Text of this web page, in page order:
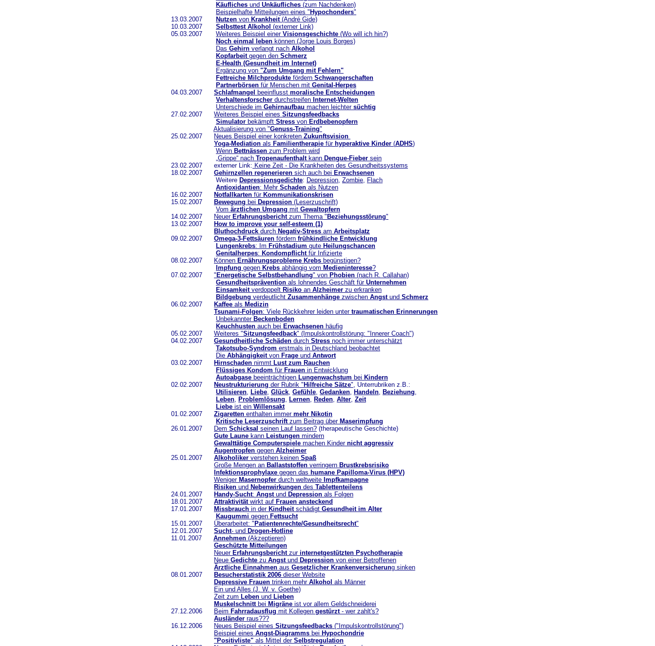
Käufliches und Unkäufliches (zum Nachdenken)
Beispielhafte Mitteilungen eines " Hypochonders"
13.03.2007
Nutzen von Krankheit(André Gide)
10.03.2007 Selbsttest Alkohol (externer Link)
05.03.2007 Weiteres Beispiel einer Visionsgeschichte (Wo will ich hin?)
Noch einmal leben können (Jorge Louis Borges)
Das Gehirn verlangt nach Alkohol
Kopfarbeitgegen den Schmerz
E-Health (Gesundheit im Internet)
Ergänzung von "Zum Umgang mit Fehlern"
Fettreiche Milchprodukte fördern Schwangerschaften
Partnerbörsen für Menschen mit Genital-Herpes
04.03.2007 Schlafmangel beeinflusst moralische Entscheidungen
Verhaltensforscher durchstreifen Internet-Welten
Unterschiede im Gehirnaufbau machen leichter süchtig
27.02.2007 Weiteres Beispiel eines Sitzungsfeedbacks
Simulator bekämpft Stress von Erdbebenopfern
Aktualisierung von "Genuss-Training"
25.02.2007
Neues Beispiel einer konkreten Zukunftsvision
Yoga-Mediation als Familientherapie für hyperaktive Kinder (ADHS)
Wenn Bettnässen zum Problem wird
„Grippe“ nach Tropenaufenthaltkann Dengue-Fieber sein
23.02.2007 externer Link: Keine Zeit - Die Krankheiten des Gesundheitssystems
18.02.2007 Gehirnzellen regenerieren sich auch bei Erwachsenen
Weitere Depressionsgedichte: Depression, Zombie, Flach
Antioxidantien: Mehr Schaden als Nutzen
16.02.2007
Notfallkarten für Kommunikationskrisen
15.02.2007
Bewegung bei Depression (Leserzuschrift)
Vom ärztlichen Umgang mit Gewaltopfern
14.02.2007
Neuer Erfahrungsberichtzum Thema " Beziehungsstörung"
13.02.2007
How to improve your self-esteem (1)
Bluthochdruck durch Negativ-Stress am Arbeitsplatz
09.02.2007 Omega-3-Fettsäuren fördern frühkindliche Entwicklung
Lungenkrebs: Im Frühstadium gute Heilungschancen
Genitalherpes: Kondompflichtfür Infizierte
08.02.2007
Können Ernährungsprobleme Krebs begünstigen?
Impfung gegen Krebs abhängig vom Medieninteresse?
07.02.2007 " Energetische Selbstbehandlung" von Phobien (nach R. Callahan)
Gesundheitsprävention als lohnendes Geschäft für Unternehmen
Einsamkeitverdoppelt Risiko an Alzheimer zu erkranken
Bildgebung verdeutlicht Zusammenhänge zwischen Angstund Schmerz
06.02.2007
Kaffee als Medizin
Tsunami-Folgen: Viele Rückkehrer leiden unter traumatischen Erinnerungen
Unbekannter Beckenboden
Keuchhusten auch bei Erwachsenen häufig
05.02.2007 Weiteres "Sitzungsfeedback" (Impulskontrollstörung: "Innerer Coach")
04.02.2007 Gesundheitliche Schäden durch Stress noch immer unterschätzt
Takotsubo-Syndrom erstmals in Deutschland beobachtet
Die Abhängigkeitvon Frage und Antwort
03.02.2007
Hirnschaden nimmt Lust zum Rauchen
Flüssiges Kondom für Frauen in Entwicklung
Autoabgase beeinträchtigen Lungenwachstum bei Kindern
02.02.2007
Neustrukturierung der Rubrik " Hilfreiche Sätze", Unterrubriken z.B.:
Utilisieren, Liebe, Glück, Gefühle, Gedanken, Handeln, Beziehung,
Leben, Problemlösung, Lernen, Reden, Alter, Zeit
Liebe ist ein Willensakt
01.02.2007 Zigaretten enthalten immer mehr Nikotin
Kritische Leserzuschriftzum Beitrag über Maserimpfung
26.01.2007
Dem Schicksal seinen Lauf lassen? (therapeutische Geschichte)
Gute Laune kann Leistungen mindern
Gewalttätige Computerspiele machen Kinder nicht aggressiv
Augentropfen gegen Alzheimer
25.01.2007 Alkoholiker verstehen keinen Spaß
Große Mengen an Ballaststoffen verringern Brustkrebsrisiko
Infektionsprophylaxe gegen das humane Papilloma-Virus (HPV)
Weniger Masernopfer durch weltweite Impfkampagne
Risiken und Nebenwirkungen des Tablettenteilens
24.01.2007
Handy-Sucht: Angstund Depression als Folgen
18.01.2007 Attraktivitätwirkt auf Frauen ansteckend
17.01.2007
Missbrauch in der Kindheitschädigt Gesundheit im Alter
Kaugummi gegen Fettsucht
15.01.2007 Überarbeitet: " Patientenrechte/Gesundheitsrecht"
12.01.2007 Sucht- und Drogen-Hotline
11.01.2007 Annehmen (Akzeptieren)
Geschützte Mitteilungen
Neuer Erfahrungsberichtzur internetgestützten Psychotherapie
Neue Gedichte zu Angstund Depression von einer Betroffenen
Ärztliche Einnahmen aus Gesetzlicher Krankenversicherung sinken
08.01.2007
Besucherstatistik 2006 dieser Website
Depressive Frauen trinken mehr Alkohol als Männer
Ein und Alles (J. W. v. Goethe)
Zeit zum Leben und Lieben
Muskelschnittbei Migräne ist vor allem Geldschneiderei
27.12.2006
Beim Fahrradausflug mit Kollegen gestürzt- wer zahlt's?
Ausländer raus???
16.12.2006
Neues Beispiel eines Sitzungsfeedbacks ("Impulskontrollstörung")
Beispiel eines Angst-Diagramms bei Hypochondrie
"Positivliste" als Mittel der Selbstregulation